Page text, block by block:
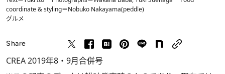
coordinate & styling＝Nobuko Nakayama(peddle)
グルメ
Share
CREA 2019年8・9月合併号